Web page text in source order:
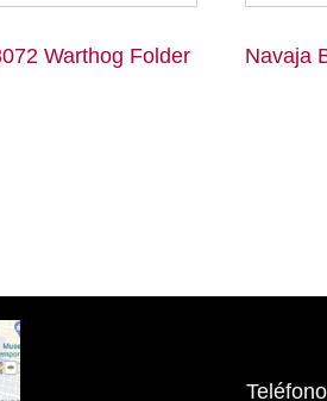
Warthog Folder Navaja